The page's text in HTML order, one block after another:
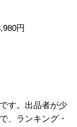
円
す。出品者が少
、ランキング・